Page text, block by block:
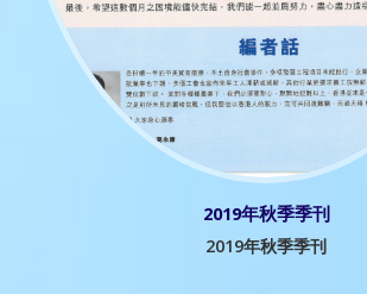
2019年秋季季刊
2019年秋季季刊